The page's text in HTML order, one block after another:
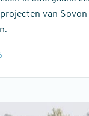
van Sovon